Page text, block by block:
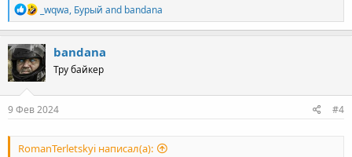
R
e
a
c
t
i
o
n
s
_wqwa, Бурый and bandana
bandana
Тру байкер
9 Фев 2024 #4
RomanTerletskyi написал(а):